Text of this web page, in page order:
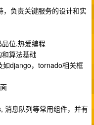
负责关键服务的设计和实
位,热爱编程
算法基础
如django，tornado相关框
消息队列等常用组件，并有